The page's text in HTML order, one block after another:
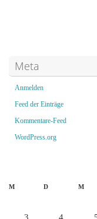
Meta
Anmelden
Feed der Einträge
Kommentare-Feed
WordPress.org
M D M